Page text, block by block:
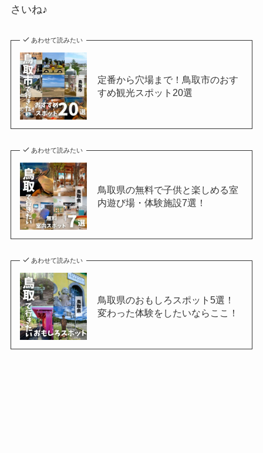
さいね♪
あわせて読みたい
定番から穴場まで！鳥取市のおす
すめ観光スポット20選
あわせて読みたい
鳥取県の無料で子供と楽しめる室
内遊び場・体験施設7選！
あわせて読みたい
鳥取県のおもしろスポット5選！
変わった体験をしたいならここ！